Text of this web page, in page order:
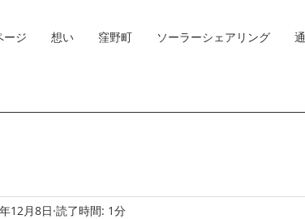
ージ 想い 窪野町 ソーラーシェアリング
12月8日 読了時間: 1分